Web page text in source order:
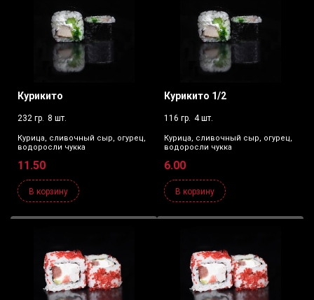
Курикито
232 гр. 8 шт.
Курица, сливочный сыр, огурец,
водоросли чукка
11.50
В корзину
Курикито 1/2
116 гр. 4 шт.
Курица, сливочный сыр, огурец,
водоросли чукка
6.00
В корзину